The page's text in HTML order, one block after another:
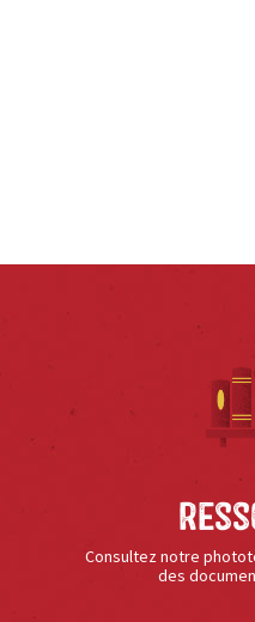
Consultez notre
des